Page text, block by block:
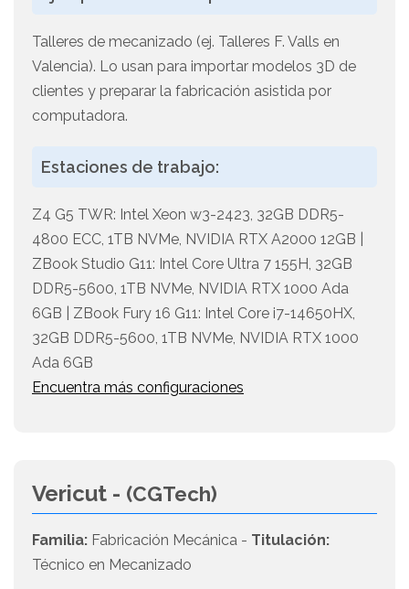
Talleres de mecanizado (ej. Talleres F. Valls en
Valencia). Lo usan para importar modelos 3D de
clientes y preparar la fabricación asistida por
computadora.
Estaciones de trabajo:
Z4 G5 TWR: Intel Xeon w3-2423, 32GB DDR5-
4800 ECC, 1TB NVMe, NVIDIA RTX A2000 12GB |
ZBook Studio G11: Intel Core Ultra 7 155H, 32GB
DDR5-5600, 1TB NVMe, NVIDIA RTX 1000 Ada
6GB | ZBook Fury 16 G11: Intel Core i7-14650HX,
32GB DDR5-5600, 1TB NVMe, NVIDIA RTX 1000
Ada 6GB
Encuentra más configuraciones
Vericut - (CGTech)
Familia: Fabricación Mecánica - Titulación:
Técnico en Mecanizado